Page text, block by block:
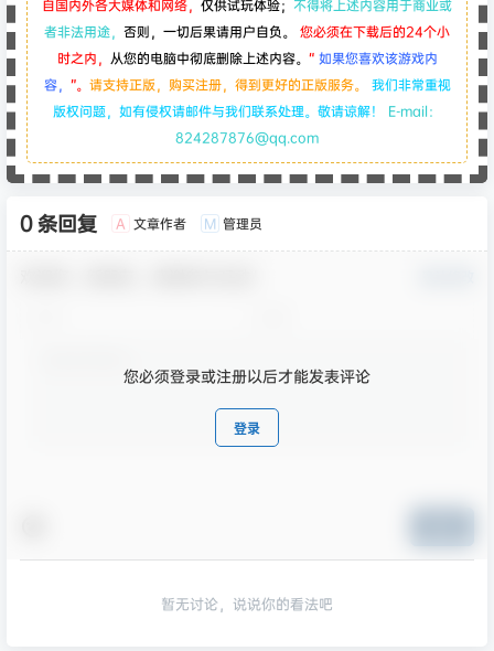
自国内外各大媒体和网络， 仅供试玩体验； 不得将上述内容用于商业或
者非法用途， 否则，一切后果请用户自负。
您必须在下载后的24个小
时之内， 从您的电脑中彻底删除上述内容。 “如果您喜欢该游戏内
容， ”。 请支持正版，购买注册，得到更好的正版服务。 我们非常重视
版权问题，如有侵权请邮件与我们联系处理。敬请谅解！ E-mail：
824287876@qq.com
0 条回复 A 文章作者 M 管理员
您必须登录或注册以后才能发表评论
登录
暂无讨论，说说你的看法吧